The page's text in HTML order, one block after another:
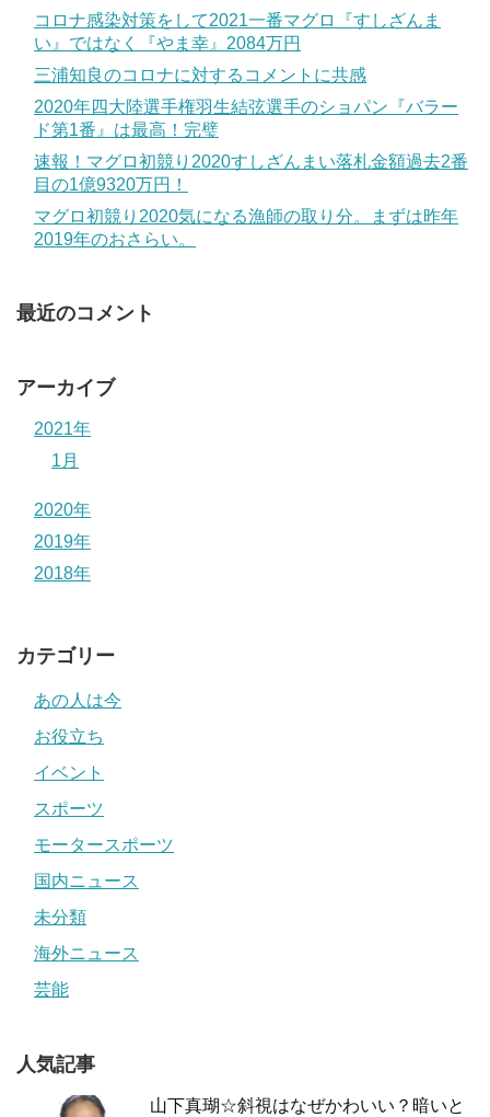
コロナ感染対策をして2021一番マグロ『すしざんま
い』ではなく『やま幸』2084万円
三浦知良のコロナに対するコメントに共感
2020年四大陸選手権羽生結弦選手のショパン『バラー
ド第1番』は最高！完璧
速報！マグロ初競り2020すしざんまい落札金額過去2番
目の1億9320万円！
マグロ初競り2020気になる漁師の取り分。まずは昨年
2019年のおさらい。
最近のコメント
アーカイブ
2021年
1月
2020年
2019年
2018年
カテゴリー
あの人は今
お役立ち
イベント
スポーツ
モータースポーツ
国内ニュース
未分類
海外ニュース
芸能
人気記事
山下真瑚☆斜視はなぜかわいい？暗いと